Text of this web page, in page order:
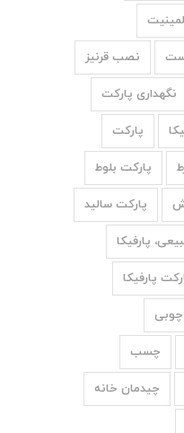
لمینیت
نصب قرنیز
نگهداری پارکت
پارکت
پارکت بلوط
پارکت سالید
پارفیکا
پارفیکا
چوبی
چسب
چیدمان خانه